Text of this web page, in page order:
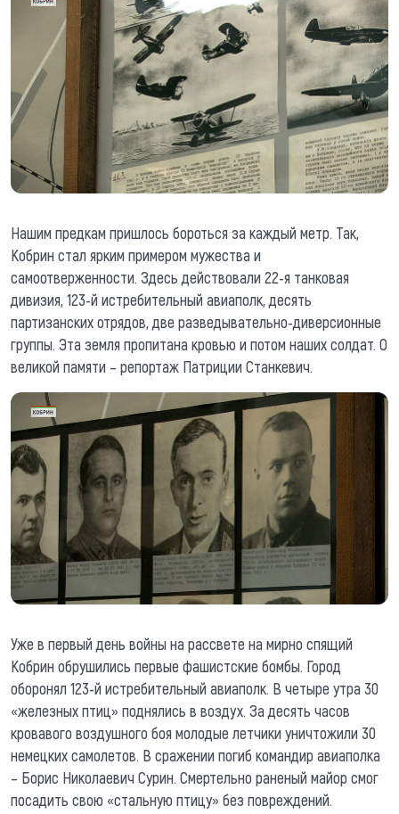
Нашим предкам пришлось бороться за каждый метр. Так,
Кобрин стал ярким примером мужества и
самоотверженности. Здесь действовали 22-я танковая
дивизия, 123-й истребительный авиаполк, десять
партизанских отрядов, две разведывательно-диверсионные
группы. Эта земля пропитана кровью и потом наших солдат. О
великой памяти – репортаж Патриции Станкевич.
Уже в первый день войны на рассвете на мирно спящий
Кобрин обрушились первые фашистские бомбы. Город
оборонял 123-й истребительный авиаполк. В четыре утра 30
«железных птиц» поднялись в воздух. За десять часов
кровавого воздушного боя молодые летчики уничтожили 30
немецких самолетов. В сражении погиб командир авиаполка
– Борис Николаевич Сурин. Смертельно раненый майор смог
посадить свою «стальную птицу» без повреждений.